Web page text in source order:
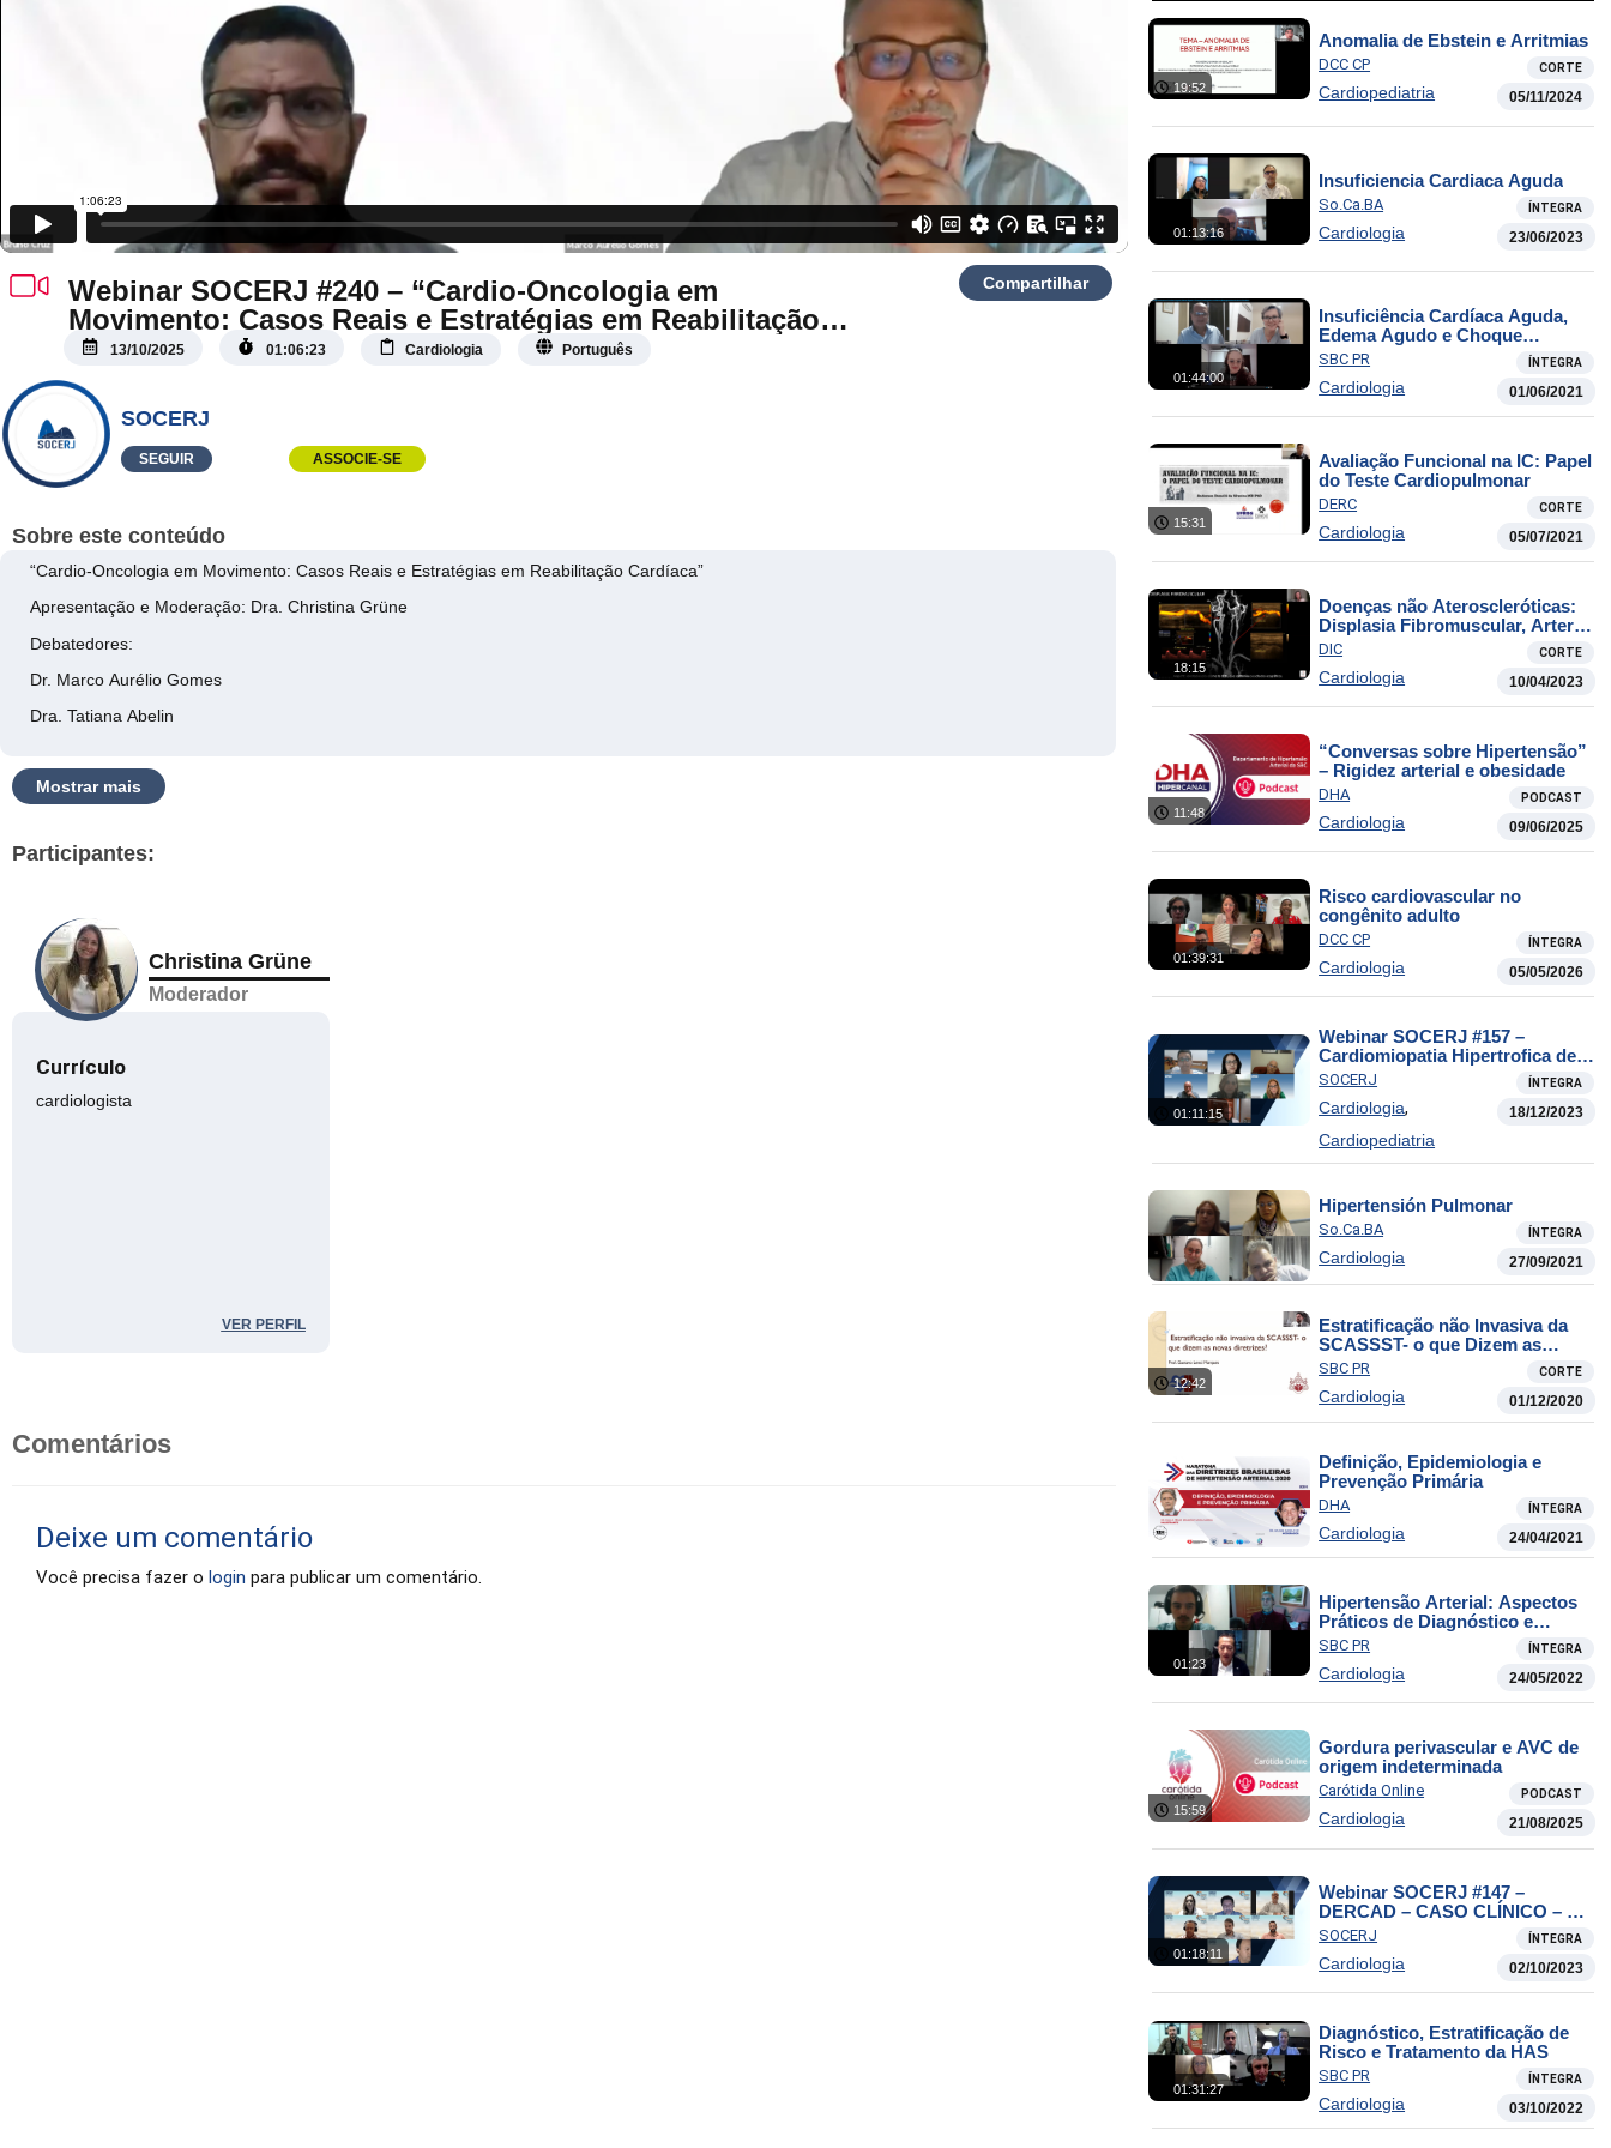
Webinar SOCERJ #240 – “Cardio-Oncologia em
Movimento: Casos Reais e Estratégias em Reabilitação
Cardíaca”
Compartilhar
13/10/2025 01:06:23 Cardiologia Português
SOCERJ
SEGUIR ASSOCIE-SE
Sobre este conteúdo
“Cardio-Oncologia em Movimento: Casos Reais e Estratégias em Reabilitação Cardíaca”
Apresentação e Moderação: Dra. Christina Grüne
Debatedores:
Dr. Marco Aurélio Gomes
Dra. Tatiana Abelin
Mostrar mais
Participantes:
Christina Grüne
Moderador
Currículo
cardiologista
VER PERFIL
Comentários
Deixe um comentário
Você precisa fazer o login para publicar um comentário.
19:52
Anomalia de Ebstein e Arritmias
DCC CP CORTE
Cardiopediatria 05/11/2024
01:13:16
Insuficiencia Cardiaca Aguda
So.Ca.BA ÍNTEGRA
Cardiologia 23/06/2023
01:44:00
Insuficiência Cardíaca Aguda,
Edema Agudo e Choque
Cardiogênico na Sala de
Emergência
SBC PR ÍNTEGRA
Cardiologia 01/06/2021
15:31
Avaliação Funcional na IC: Papel
do Teste Cardiopulmonar
DERC CORTE
Cardiologia 05/07/2021
18:15
Doenças não Ateroscleróticas:
Displasia Fibromuscular, Arterite
de Takayasu e Fístula
ArterioVenosa
DIC CORTE
Cardiologia 10/04/2023
11:48
“Conversas sobre Hipertensão”
– Rigidez arterial e obesidade
DHA PODCAST
Cardiologia 09/06/2025
01:39:31
Risco cardiovascular no
congênito adulto
DCC CP ÍNTEGRA
Cardiologia 05/05/2026
01:11:15
Webinar SOCERJ #157 –
Cardiomiopatia Hipertrofica de
grave apresentação em
adolescente: Como conduzir?
SOCERJ ÍNTEGRA
Cardiologia,
Cardiopediatria
18/12/2023
Hipertensión Pulmonar
So.Ca.BA ÍNTEGRA
Cardiologia 27/09/2021
12:42
Estratificação não Invasiva da
SCASSST- o que Dizem as
Novas Diretrizes?
SBC PR CORTE
Cardiologia 01/12/2020
Definição, Epidemiologia e
Prevenção Primária
DHA ÍNTEGRA
Cardiologia 24/04/2021
01:23
Hipertensão Arterial: Aspectos
Práticos de Diagnóstico e
Tratamento do Paciente
Ambulatorial
SBC PR ÍNTEGRA
Cardiologia 24/05/2022
15:59
Gordura perivascular e AVC de
origem indeterminada
Carótida Online PODCAST
Cardiologia 21/08/2025
01:18:11
Webinar SOCERJ #147 –
DERCAD – CASO CLÍNICO – O
exercício na doença coronariana
mundo real.
SOCERJ ÍNTEGRA
Cardiologia 02/10/2023
01:31:27
Diagnóstico, Estratificação de
Risco e Tratamento da HAS
SBC PR ÍNTEGRA
Cardiologia 03/10/2022